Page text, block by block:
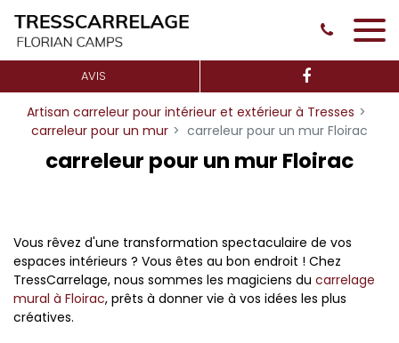
AVIS
Artisan carreleur pour intérieur et extérieur à Tresses
carreleur pour un mur
carreleur pour un mur Floirac
carreleur pour un mur Floirac
Vous rêvez d'une transformation spectaculaire de vos
espaces intérieurs ? Vous êtes au bon endroit ! Chez
TressCarrelage, nous sommes les magiciens du carrelage
mural à Floirac, prêts à donner vie à vos idées les plus
créatives.